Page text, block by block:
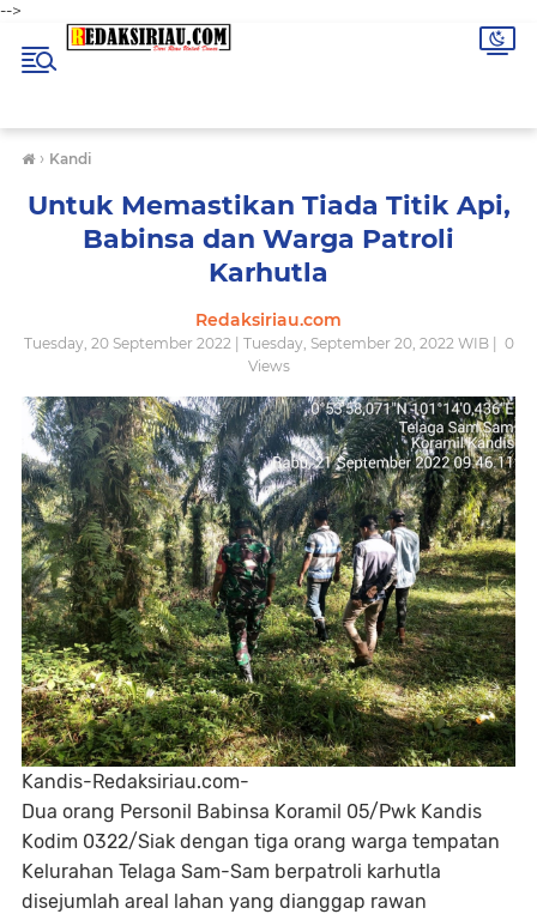
-->
› Kandi
Untuk Memastikan Tiada Titik Api,
Babinsa dan Warga Patroli
Karhutla
Redaksiriau.com
Tuesday, 20 September 2022 | Tuesday, September 20, 2022 WIB |
0
Views
Kandis-Redaksiriau.com-
Dua orang Personil Babinsa Koramil 05/Pwk Kandis
Kodim 0322/Siak dengan tiga orang warga tempatan
Kelurahan Telaga Sam-Sam berpatroli karhutla
disejumlah areal lahan yang dianggap rawan